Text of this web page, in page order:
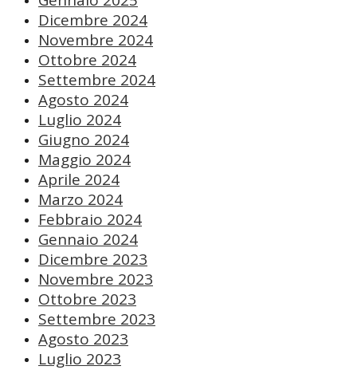
Dicembre 2024
Novembre 2024
Ottobre 2024
Settembre 2024
Agosto 2024
Luglio 2024
Giugno 2024
Maggio 2024
Aprile 2024
Marzo 2024
Febbraio 2024
Gennaio 2024
Dicembre 2023
Novembre 2023
Ottobre 2023
Settembre 2023
Agosto 2023
Luglio 2023